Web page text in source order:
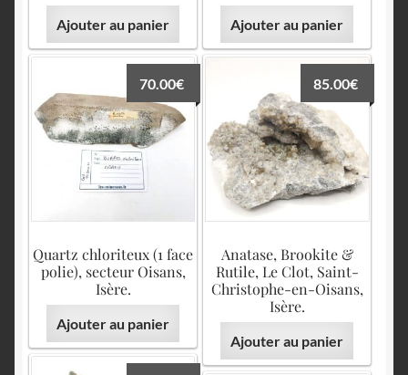
Ajouter au panier Ajouter au panier
Quartz chloriteux (1 face
polie), secteur Oisans,
Isère.
70.00€
Ajouter au panier
Anatase, Brookite &
Rutile, Le Clot, Saint-
Christophe-en-Oisans,
Isère.
85.00€
Ajouter au panier